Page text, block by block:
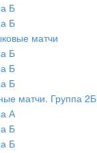
Б
Б
матчи
Б
Б
Б
матчи. Группа 2Б
А
Б
Б